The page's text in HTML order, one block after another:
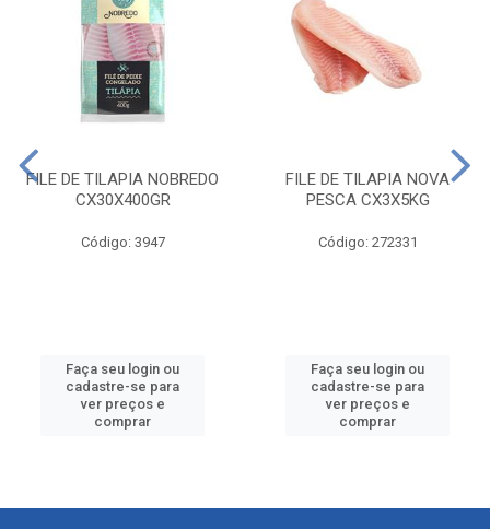
FILE DE TILAPIA NOBREDO
CX30X400GR
Código: 3947
Faça seu login ou
cadastre-se para
ver preços e
comprar
FILE DE TILAPIA NOVA
PESCA CX3X5KG
Código: 272331
Faça seu login ou
cadastre-se para
ver preços e
comprar